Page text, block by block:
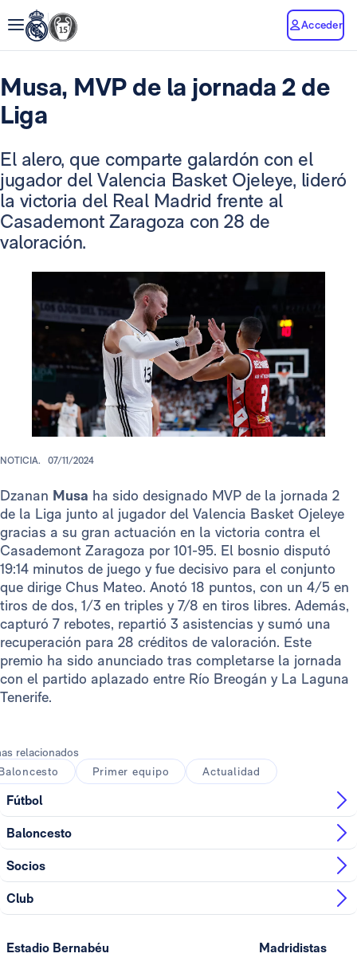
Acceder
Musa, MVP de la jornada 2 de
Liga
El alero, que comparte galardón con el
jugador del Valencia Basket Ojeleye, lideró
la victoria del Real Madrid frente al
Casademont Zaragoza con 28 de
valoración.
NOTICIA. 07/11/2024
Dzanan Musa ha sido designado MVP de la jornada 2
de la Liga junto al jugador del Valencia Basket Ojeleye
gracias a su gran actuación en la victoria contra el
Casademont Zaragoza por 101-95. El bosnio disputó
19:14 minutos de juego y fue decisivo para el conjunto
que dirige Chus Mateo. Anotó 18 puntos, con un 4/5 en
tiros de dos, 1/3 en triples y 7/8 en tiros libres. Además,
capturó 7 rebotes, repartió 3 asistencias y sumó una
recuperación para 28 créditos de valoración. Este
premio ha sido anunciado tras completarse la jornada
con el partido aplazado entre Río Breogán y La Laguna
Tenerife.
relacionados
Primer equipo Actualidad
Fútbol
Baloncesto
Socios
Club
Estadio Bernabéu Madridistas